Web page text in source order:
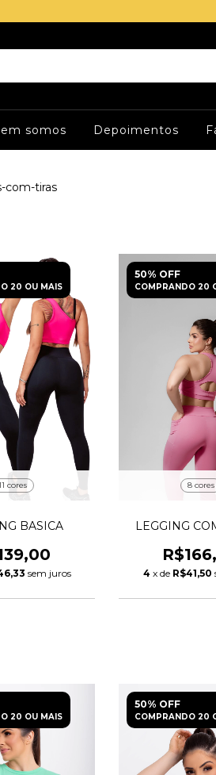
somos Depoimentos
com-tiras
20 OU MAIS
cores
BASICA
sem juros
50% OFF
COMPRANDO 20
8 cores
LEGGING
4 x de R$41,50
20 OU MAIS
50% OFF
COMPRANDO 20